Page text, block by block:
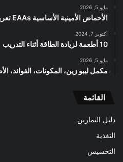
مايو 5, 2026
الأحماض الأمينية الأساسية EAAs تعريفها، أهميتها، مصادرها، وفوائدها
أكتوبر 7, 2024
10 أطعمة لزيادة الطاقة أثناء التدريب
مايو 5, 2026
مكمل ليبو زين، المكونات، الفوائد،
القائمة
دليل التمارين
التغذية
التخسيس